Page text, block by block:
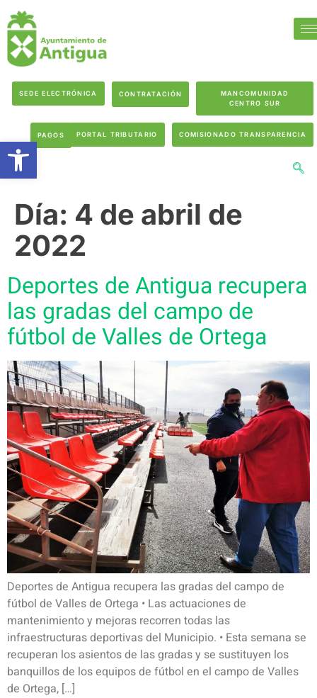
SEDE ELECTRÓNICA CONTRATACIÓN
MANCOMUNIDAD
CENTRO SUR
PAGOS PORTAL TRIBUTARIO COMISIONADO TRANSPARENCIA
Día: 4 de abril de
2022
Deportes de Antigua recupera
las gradas del campo de
fútbol de Valles de Ortega
Deportes de Antigua recupera las gradas del campo de
fútbol de Valles de Ortega • Las actuaciones de
mantenimiento y mejoras recorren todas las
infraestructuras deportivas del Municipio. • Esta semana se
recuperan los asientos de las gradas y se sustituyen los
banquillos de los equipos de fútbol en el campo de Valles
de Ortega, […]
Abrir barra de herramientas